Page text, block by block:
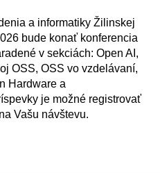
a informatiky Žilinskej
bude konať konferencia
v sekciách: Open AI,
OSS, OSS vo vzdelávaní,
Hardware a
je možné registrovať
Vašu návštevu.